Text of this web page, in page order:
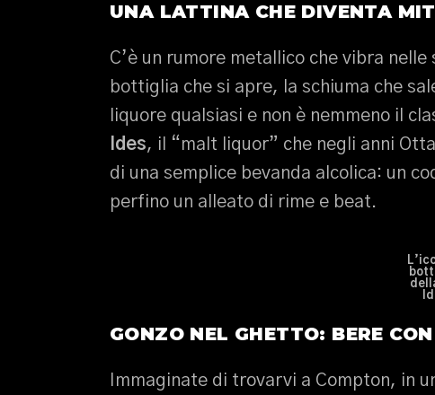
UNA LATTINA CHE DIVENTA
C’è un rumore metallico che vibra
bottiglia che si apre, la schiuma che
liquore qualsiasi e non è nemmeno il
Ides, il “malt liquor” che negli anni
di una semplice bevanda alcolica: un
perfino un alleato di rime e beat.
GONZO NEL GHETTO: BERE
Immaginate di trovarvi a Compton, in